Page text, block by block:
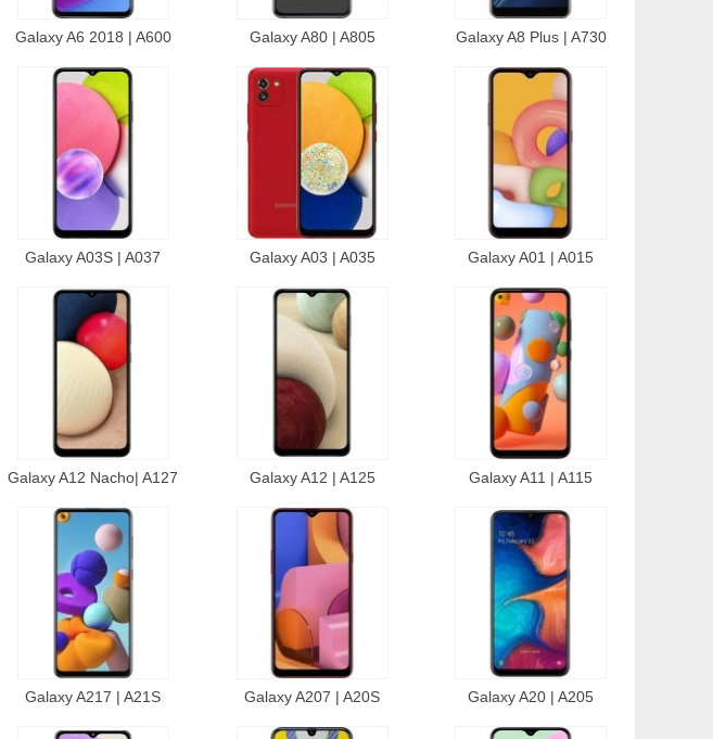
Galaxy A8 Plus | A730
Galaxy A80 | A805
Galaxy A6 2018 | A600
Galaxy A01 | A015
Galaxy A03 | A035
Galaxy A03S | A037
Galaxy A11 | A115
Galaxy A12 | A125
Galaxy A12 Nacho| A127
Galaxy A20 | A205
Galaxy A207 | A20S
Galaxy A217 | A21S